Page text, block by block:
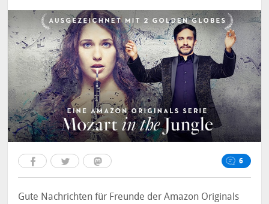
6
Gute Nachrichten für Freunde der Amazon Originals